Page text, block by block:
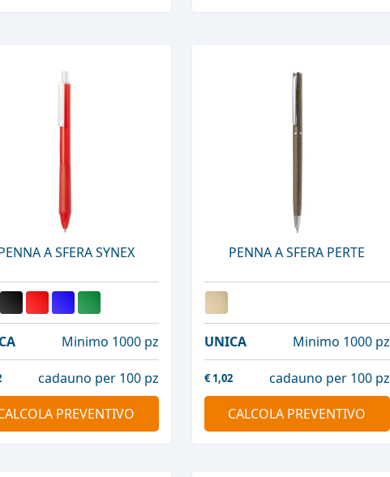
A SFERA SYNEX
Minimo 1000 pz
cadauno per 100 pz
PREVENTIVO
PENNA A SFERA PERTE
UNICA Minimo 1000 pz
€ 1,02
cadauno per 100 pz
CALCOLA PREVENTIVO